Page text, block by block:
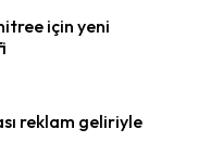
için yeni
reklam geliriyle